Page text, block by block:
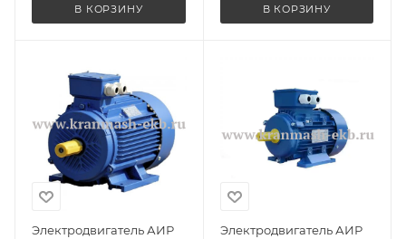
В КОРЗИНУ В КОРЗИНУ
Электродвигатель АИР
Электродвигатель АИР